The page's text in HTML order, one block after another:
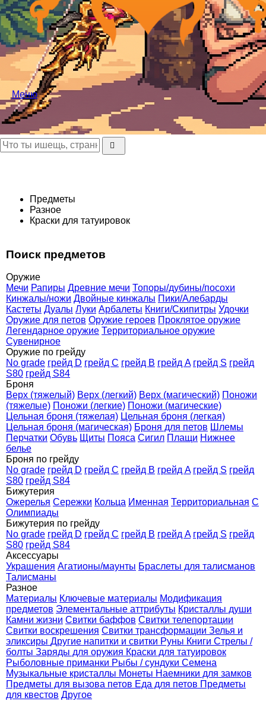
Меню
Предметы
Разное
Краски для татуировок
Поиск предметов
Оружие
Мечи Рапиры Древние мечи Топоры/дубины/посохи
Кинжалы/ножи Двойные кинжалы Пики/Алебарды
Кастеты Дуалы Луки Арбалеты Книги/Скипитры Удочки
Оружие для петов Оружие героев Проклятое оружие
Легендарное оружие Территориальное оружие
Сувенирное
Оружие по грейду
No grade грейд D грейд C грейд B грейд A грейд S грейд
S80 грейд S84
Броня
Верх (тяжелый) Верх (легкий) Верх (магический) Поножи
(тяжелые) Поножи (легкие) Поножи (магические)
Цельная броня (тяжелая) Цельная броня (легкая)
Цельная броня (магическая) Броня для петов Шлемы
Перчатки Обувь Щиты Пояса Сигил Плащи Нижнее
белье
Броня по грейду
No grade грейд D грейд C грейд B грейд A грейд S грейд
S80 грейд S84
Бижутерия
Ожерелья Сережки Кольца Именная Территориальная С
Олимпиады
Бижутерия по грейду
No grade грейд D грейд C грейд B грейд A грейд S грейд
S80 грейд S84
Аксессуары
Украшения Агатионы/маунты Браслеты для талисманов
Талисманы
Разное
Материалы Ключевые материалы Модификация
предметов Элементальные аттрибуты Кристаллы души
Камни жизни Свитки баффов Свитки телепортации
Свитки воскрешения Свитки трансформации Зелья и
эликсиры Другие напитки и свитки Руны Книги Стрелы /
болты Заряды для оружия Краски для татуировок
Рыболовные приманки Рыбы / сундуки Семена
Музыкальные кристаллы Монеты Наемники для замков
Предметы для вызова петов Еда для петов Предметы
для квестов Другое